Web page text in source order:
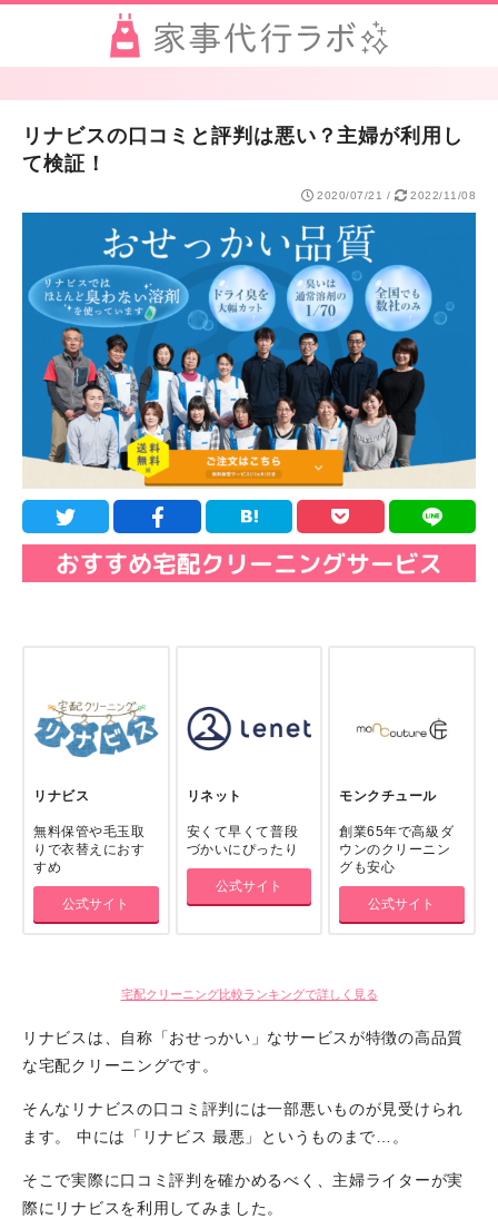
リナビスの口コミと評判は悪い？主婦が利用し
て検証！
2020/07/21 / 2022/11/08
リナビス
無料保管や毛玉取
りで衣替えにおす
すめ
公式サイト
リネット
安くて早くて普段
づかいにぴったり
公式サイト
モンクチュール
創業65年で高級ダ
ウンのクリーニン
グも安心
公式サイト
宅配クリーニング比較ランキングで詳しく見る
リナビスは、自称「おせっかい」なサービスが特徴の高品質
な宅配クリーニングです。
そんなリナビスの口コミ評判には一部悪いものが見受けられ
ます。 中には「リナビス 最悪」というものまで…。
そこで実際に口コミ評判を確かめるべく、主婦ライターが実
際にリナビスを利用してみました。